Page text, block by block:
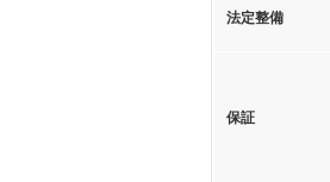
法定整備
保証